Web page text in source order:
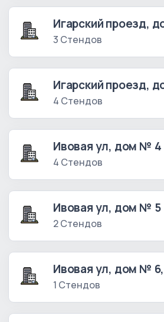
Игарский проезд,
3 Стендов
Игарский проезд,
4 Стендов
Ивовая ул, дом № 4
4 Стендов
Ивовая ул, дом № 5
2 Стендов
Ивовая ул, дом № 6,
1 Стендов